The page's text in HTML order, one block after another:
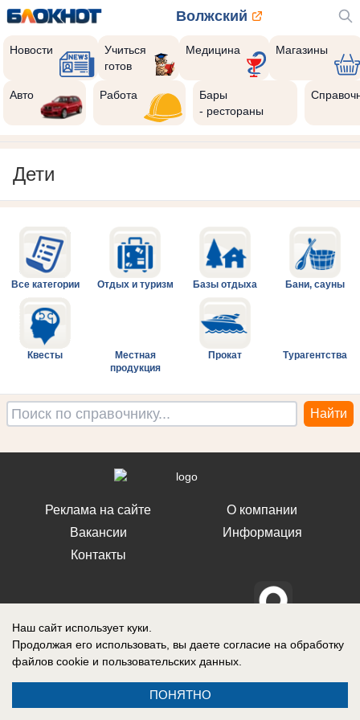
Волжский
Новости
Учиться
готов
Медицина Магазины
Авто Работа
Бары
- рестораны
Дети
Все категории Отдых и туризм Базы отдыха Бани, сауны
Квесты
Местная
продукция
Прокат Турагентства
Реклама на сайте
Вакансии
Контакты
О компании
Информация
Свидетельство о регистрации СМИ: Эл № ФС 77-76240, выдано
Федеральной службой по надзору в сфере связи, информационных
технологий и массовых коммуникаций (Роскомнадзор) 19 июля 2019 г.
Наш сайт использует куки.
Продолжая его использовать, вы даете согласие на обработку
файлов cookie и пользовательских данных.
ПОНЯТНО